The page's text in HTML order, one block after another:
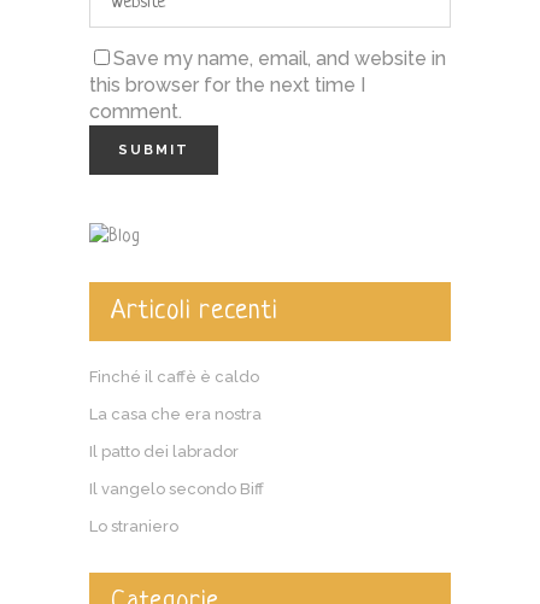
Save my name, email, and website in
this browser for the next time I
comment.
Articoli recenti
Finché il caffè è caldo
La casa che era nostra
Il patto dei labrador
Il vangelo secondo Biff
Lo straniero